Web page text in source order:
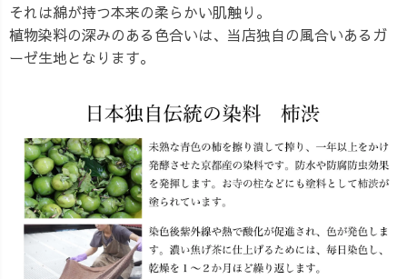
それは綿が持つ本来の柔らかい肌触り。
植物染料の深みのある色合いは、当店独自の風合いあるガ
ーゼ生地となります。